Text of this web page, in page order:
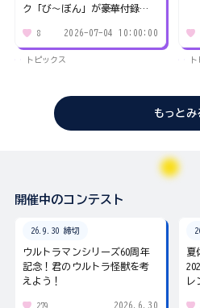
ク「び～ぼん」が豪華付録付
け！8 2026-07-04 10:00:00
トピックス
もっとみ
開催中のコンテスト
26.9.30 締切
ウルトラマンシリーズ60周年
記念！君のウルトラ怪獣を考
えよう！
279 2026.6.30
夏
レ